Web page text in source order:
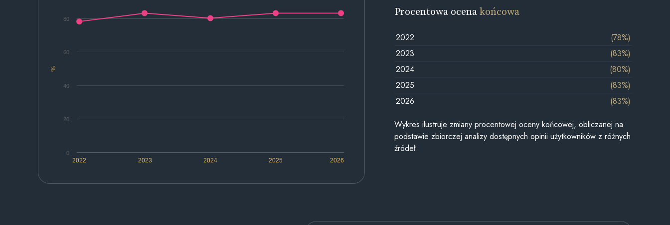
%
2022 2023 2024 2025 2026
0
20
40
60
80
Procentowa ocenakońcowa
2022
(78%)
2023
(83%)
2024
(80%)
2025
(83%)
2026
(83%)
Wykres ilustruje zmiany procentowej oceny końcowej, obliczanej na
podstawie zbiorczej analizy dostępnych opinii użytkowników z różnych
źródeł.